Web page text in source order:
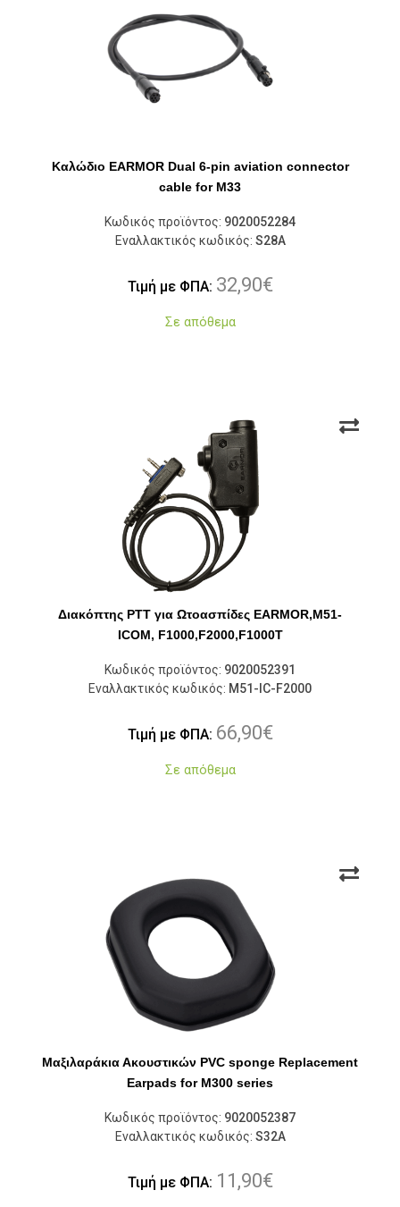
Καλώδιο EARMOR Dual 6-pin aviation connector
cable for M33
Κωδικός προϊόντος: 9020052284
Εναλλακτικός κωδικός: S28A
Τιμή με ΦΠΑ: 32,90€
Σε απόθεμα
Διακόπτης PTT για Ωτοασπίδες EARMOR,M51-
ICOM, F1000,F2000,F1000T
Κωδικός προϊόντος: 9020052391
Εναλλακτικός κωδικός: M51-IC-F2000
Τιμή με ΦΠΑ: 66,90€
Σε απόθεμα
Μαξιλαράκια Ακουστικών PVC sponge Replacement
Earpads for M300 series
Κωδικός προϊόντος: 9020052387
Εναλλακτικός κωδικός: S32A
Τιμή με ΦΠΑ: 11,90€